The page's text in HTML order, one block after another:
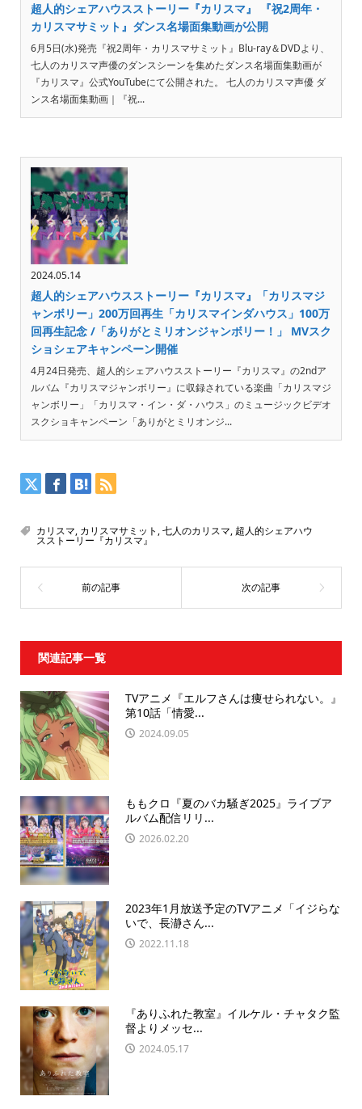
超人的シェアハウスストーリー『カリスマ』 『祝2周年・
カリスマサミット』ダンス名場面集動画が公開
6月5日(水)発売『祝2周年・カリスマサミット』Blu-ray＆DVDより、
七人のカリスマ声優のダンスシーンを集めたダンス名場面集動画が
『カリスマ』公式YouTubeにて公開された。 七人のカリスマ声優 ダ
ンス名場面集動画｜『祝...
2024.05.14
超人的シェアハウスストーリー『カリスマ』「カリスマジ
ャンボリー」200万回再生「カリスマインダハウス」100万
回再生記念 /「ありがとミリオンジャンボリー！」 MVスク
ショシェアキャンペーン開催
4月24日発売、超人的シェアハウスストーリー『カリスマ』の2ndア
ルバム『カリスマジャンボリー』に収録されている楽曲「カリスマジ
ャンボリー」「カリスマ・イン・ダ・ハウス」のミュージックビデオ
スクショキャンペーン「ありがとミリオンジ...
カリスマ, カリスマサミット ,七人のカリスマ, 超人的シェアハウ
スストーリー『カリスマ』
関連記事一覧
TVアニメ『エルフさんは痩せられない。』
第10話「情愛...
2024.09.05
ももクロ『夏のバカ騒ぎ2025』ライブア
ルバム配信リリ...
2026.02.20
2023年1月放送予定のTVアニメ「イジらな
いで、長瀞さん...
2022.11.18
『ありふれた教室』イルケル・チャタク監
督よりメッセ...
2024.05.17